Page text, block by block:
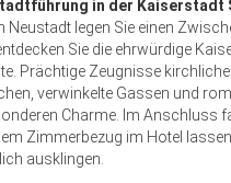
in der Kaiserstadt
Neustadt legen Sie einen
Sie die ehrwürdige
Prächtige Zeugnisse
verwinkelte Gassen und
Charme. Im Anschluss
Zimmerbezug im Hotel
ausklingen.